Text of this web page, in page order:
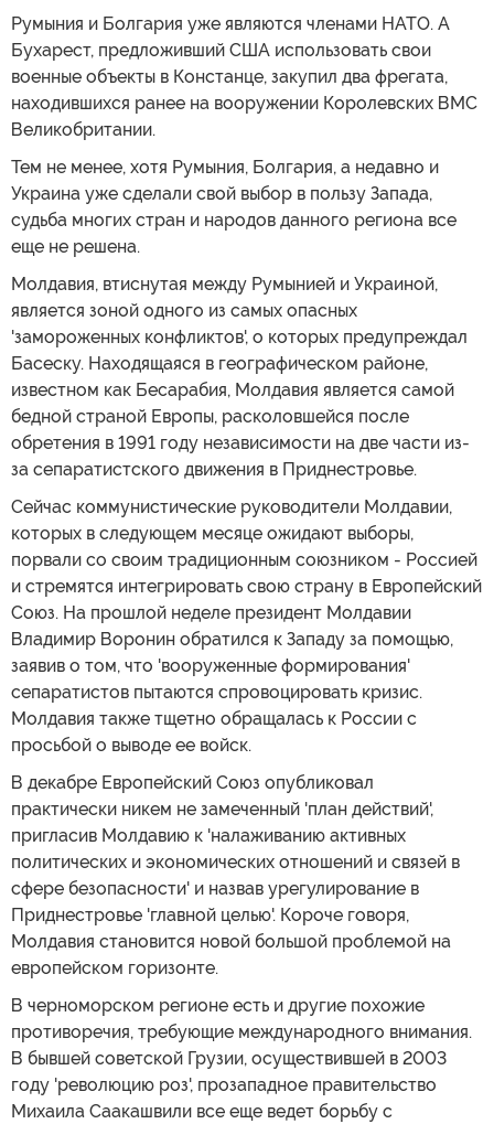
Румыния и Болгария уже являются членами НАТО. А
Бухарест, предложивший США использовать свои
военные объекты в Констанце, закупил два фрегата,
находившихся ранее на вооружении Королевских ВМС
Великобритании.
Тем не менее, хотя Румыния, Болгария, а недавно и
Украина уже сделали свой выбор в пользу Запада,
судьба многих стран и народов данного региона все
еще не решена.
Молдавия, втиснутая между Румынией и Украиной,
является зоной одного из самых опасных
'замороженных конфликтов', о которых предупреждал
Басеску. Находящаяся в географическом районе,
известном как Бесарабия, Молдавия является самой
бедной страной Европы, расколовшейся после
обретения в 1991 году независимости на две части из-
за сепаратистского движения в Приднестровье.
Сейчас коммунистические руководители Молдавии,
которых в следующем месяце ожидают выборы,
порвали со своим традиционным союзником - Россией
и стремятся интегрировать свою страну в Европейский
Союз. На прошлой неделе президент Молдавии
Владимир Воронин обратился к Западу за помощью,
заявив о том, что 'вооруженные формирования'
сепаратистов пытаются спровоцировать кризис.
Молдавия также тщетно обращалась к России с
просьбой о выводе ее войск.
В декабре Европейский Союз опубликовал
практически никем не замеченный 'план действий',
пригласив Молдавию к 'налаживанию активных
политических и экономических отношений и связей в
сфере безопасности' и назвав урегулирование в
Приднестровье 'главной целью'. Короче говоря,
Молдавия становится новой большой проблемой на
европейском горизонте.
В черноморском регионе есть и другие похожие
противоречия, требующие международного внимания.
В бывшей советской Грузии, осуществившей в 2003
году 'революцию роз', прозападное правительство
Михаила Саакашвили все еще ведет борьбу с